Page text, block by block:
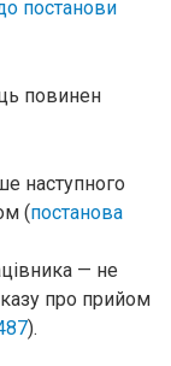
постанови
повинен
наступного
(постанова
— не
про прийом
).